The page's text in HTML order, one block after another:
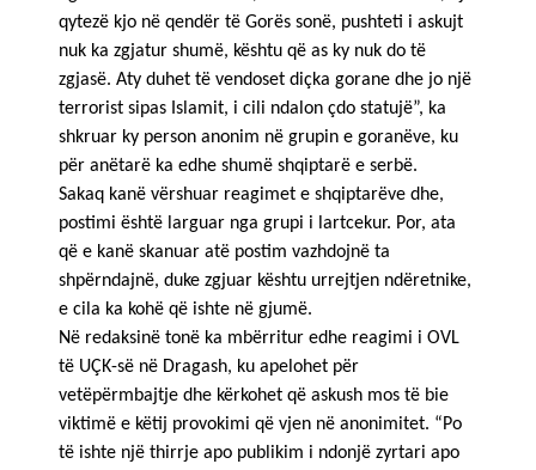
qytezë kjo në qendër të Gorës sonë, pushteti i askujt
nuk ka zgjatur shumë, kështu që as ky nuk do të
zgjasë. Aty duhet të vendoset diçka gorane dhe jo një
terrorist sipas Islamit, i cili ndalon çdo statujë”, ka
shkruar ky person anonim në grupin e goranëve, ku
për anëtarë ka edhe shumë shqiptarë e serbë.
Sakaq kanë vërshuar reagimet e shqiptarëve dhe,
postimi është larguar nga grupi i lartcekur. Por, ata
që e kanë skanuar atë postim vazhdojnë ta
shpërndajnë, duke zgjuar kështu urrejtjen ndëretnike,
e cila ka kohë që ishte në gjumë.
Në redaksinë tonë ka mbërritur edhe reagimi i OVL
të UÇK-së në Dragash, ku apelohet për
vetëpërmbajtje dhe kërkohet që askush mos të bie
viktimë e këtij provokimi që vjen në anonimitet. “Po
të ishte një thirrje apo publikim i ndonjë zyrtari apo